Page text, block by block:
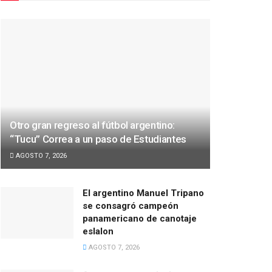
Otro gran regreso al fútbol argentino:
“Tucu” Correa a un paso de Estudiantes
AGOSTO 7, 2026
El argentino Manuel Tripano
se consagró campeón
panamericano de canotaje
eslalon
AGOSTO 7, 2026